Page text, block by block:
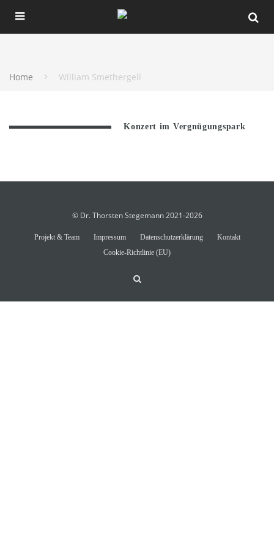
Home William Smethergell
Konzert im Vergnügungspark
© Dr. Thorsten Stegemann 2021-2026
Projekt & Team Impressum Datenschutzerklärung
Kontakt
Cookie-Richtlinie (EU)